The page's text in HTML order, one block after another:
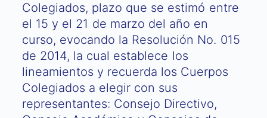
Colegiados, plazo que se estimó entre
el 15 y el 21 de marzo del año en
curso, evocando la Resolución No. 015
de 2014, la cual establece los
lineamientos y recuerda los Cuerpos
Colegiados a elegir con sus
representantes: Consejo Directivo,